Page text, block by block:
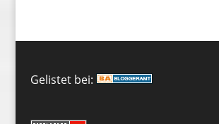
Gelistet bei: